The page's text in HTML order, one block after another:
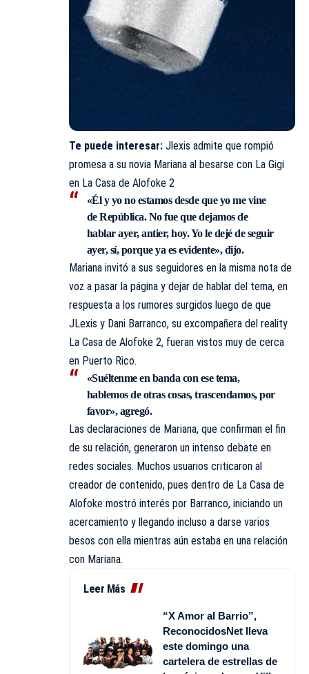
Te puede interesar: Jlexis admite que rompió
promesa a su novia Mariana al besarse con La Gigi
en La Casa de Alofoke 2
«Él y yo no estamos desde que yo me vine
de República. No fue que dejamos de
hablar ayer, antier, hoy. Yo le dejé de seguir
ayer, sí, porque ya es evidente», dijo.
Mariana invitó a sus seguidores en la misma nota de
voz a pasar la página y dejar de hablar del tema, en
respuesta a los rumores surgidos luego de que
JLexis y Dani Barranco, su excompañera del reality
La Casa de Alofoke 2, fueran vistos muy de cerca
en Puerto Rico.
«Suéltenme en banda con ese tema,
hablemos de otras cosas, trascendamos, por
favor», agregó.
Las declaraciones de Mariana, que confirman el fin
de su relación, generaron un intenso debate en
redes sociales. Muchos usuarios criticaron al
creador de contenido, pues dentro de La Casa de
Alofoke mostró interés por Barranco, iniciando un
acercamiento y llegando incluso a darse varios
besos con ella mientras aún estaba en una relación
con Mariana.
Leer Más
“X Amor al Barrio”,
ReconocidosNet lleva
este domingo una
cartelera de estrellas de